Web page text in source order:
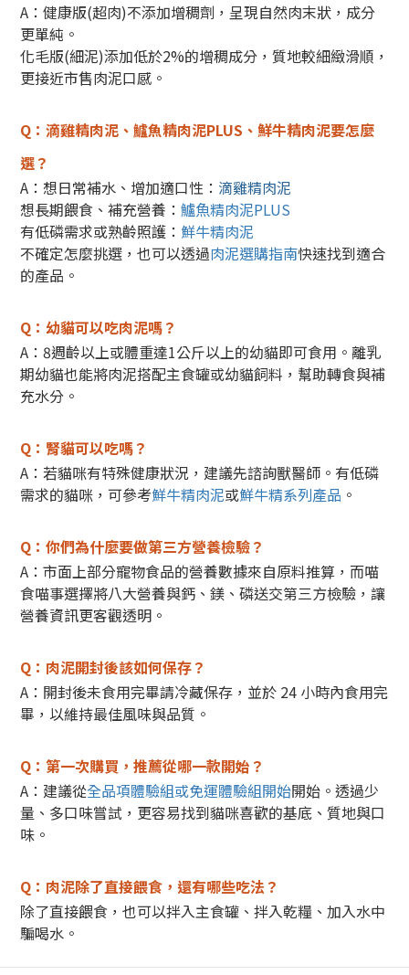
A：健康版(超肉)不添加增稠劑，呈現自然肉末狀，成分
更單純。
化毛版(細泥)添加低於2%的增稠成分，質地較細緻滑順，
更接近市售肉泥口感。
Q：滴雞精肉泥、鱸魚精肉泥PLUS、鮮牛精肉泥要怎麼
選？
A：想日常補水、增加適口性： 滴雞精肉泥
想長期餵食、補充營養： 鱸魚精肉泥PLUS
有低磷需求或熟齡照護： 鮮牛精肉泥
不確定怎麼挑選，也可以透過肉泥選購指南快速找到適合
的產品。
Q：幼貓可以吃肉泥嗎？
A：8週齡以上或體重達1公斤以上的幼貓即可食用。 離乳
期幼貓也能將肉泥搭配主食罐或幼貓飼料，幫助轉食與補
充水分。
Q：腎貓可以吃嗎？
A：若貓咪有特殊健康狀況，建議先諮詢獸醫師。 有低磷
需求的貓咪，可參考鮮牛精肉泥或鮮牛精系列產品 。
Q：你們為什麼要做第三方營養檢驗？
A：市面上部分寵物食品的營養數據來自原料推算，而喵
食喵事選擇將八大營養與鈣、鎂、磷送交第三方檢驗，讓
營養資訊更客觀透明。
Q：肉泥開封後該如何保存？
A：開封後未食用完畢請冷藏保存，並於 24 小時內食用完
畢，以維持最佳風味與品質。
Q：第一次購買，推薦從哪一款開始？
A：建議從全品項體驗組或免運體驗組開始開始。 透過少
量、多口味嘗試，更容易找到貓咪喜歡的基底、質地與口
味。
Q：肉泥除了直接餵食，還有哪些吃法？
除了直接餵食，也可以拌入主食罐、拌入乾糧、加入水中
騙喝水。